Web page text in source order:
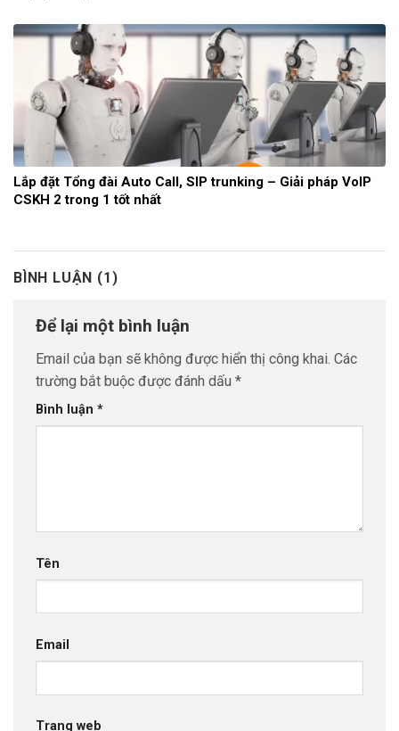
Lắp đặt Tổng đài Auto Call, SIP trunking – Giải pháp VoIP
CSKH 2 trong 1 tốt nhất
BÌNH LUẬN (1)
Để lại một bình luận
Email của bạn sẽ không được hiển thị công khai. Các
trường bắt buộc được đánh dấu *
Bình luận *
Tên
Email
Trang web